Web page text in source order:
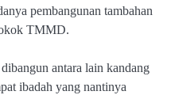
pembangunan tambahan
TMMD.
antara lain kandang
ibadah yang nantinya